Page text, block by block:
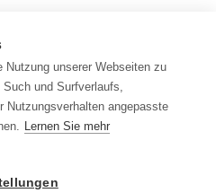
unserer Webseiten zu
und Surfverlaufs,
Nutzungsverhalten angepasste
Lernen Sie mehr